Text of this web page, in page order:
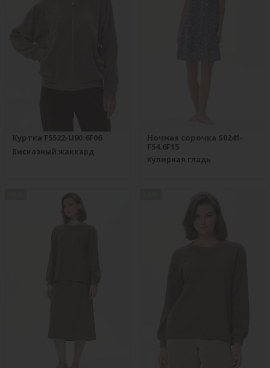
Куртка F5522-U90.6F06
Вискозный жаккард
Ночная сорочка S0241-
F54.6F15
Кулирная гладь